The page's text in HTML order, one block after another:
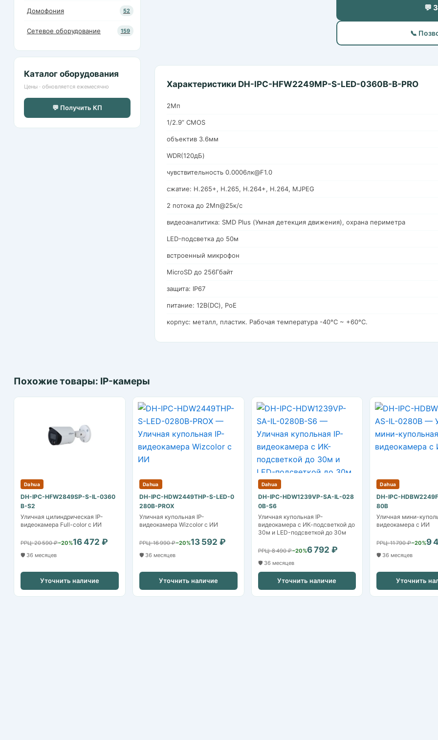
Домофония 52
Сетевое оборудование 159
Каталог оборудования
Цены · обновляется ежемесячно
💬 Получить КП
💬
📞
Характеристики DH-IPC-HFW2249MP-S-LED-0360B-B-PRO
2Мп
1/2.9” CMOS
объектив 3.6мм
WDR(120дБ)
чувствительность 0.0006лк@F1.0
сжатие: H.265+, H.265, H.264+, H.264, MJPEG
2 потока до 2Мп@25к/с
видеоаналитика: SMD Plus (Умная детекция движения), охрана периметра
LED-подсветка до 50м
встроенный микрофон
MicroSD до 256Гбайт
защита: IP67
питание: 12В(DC), PoE
корпус: металл, пластик. Рабочая температура -40°C ~ +60°C.
Похожие товары: IP-камеры
Dahua
DH-IPC-HFW2849SP-S-IL-0360
B-S2
Уличная цилиндрическая IP-
видеокамера Full-color с ИИ
РРЦ: 20 590 ₽−20%16 472 ₽
🛡️ 36 месяцев
Уточнить наличие
Dahua
DH-IPC-HDW2449THP-S-LED-0
280B-PROX
Уличная купольная IP-
видеокамера Wizcolor с ИИ
РРЦ: 16 990 ₽−20%13 592 ₽
🛡️ 36 месяцев
Уточнить наличие
Dahua
DH-IPC-HDW1239VP-SA-IL-028
0B-S6
Уличная купольная IP-
видеокамера с ИК-подсветкой до
30м и LED-подсветкой до 30м
РРЦ: 8 490 ₽−20%6 792 ₽
🛡️ 36 месяцев
Уточнить наличие
Dahua
DH-IPC-
80B
Уличная мини-
видеокамера с ИИ
РРЦ: 11 790 ₽−20%9
🛡️ 36 месяцев
Уточнить